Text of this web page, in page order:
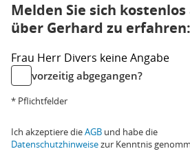
Melden Sie sich
über Gerhard zu erfahren:
Frau Herr Divers keine Angabe
vorzeitig abgegangen?
* Pflichtfelder
Ich akzeptiere dieAGB und habe die
Datenschutzhinweisezur Kenntnis